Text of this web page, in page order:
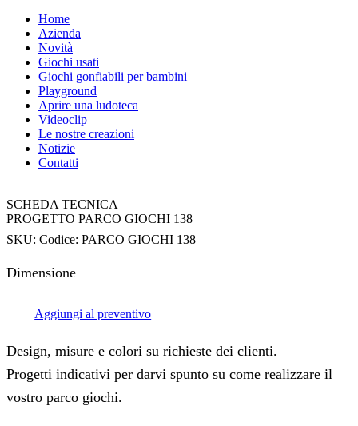
Home
Azienda
Novità
Giochi usati
Giochi gonfiabili per bambini
Playground
Aprire una ludoteca
Videoclip
Le nostre creazioni
Notizie
Contatti
SCHEDA TECNICA
PROGETTO PARCO GIOCHI 138
SKU: Codice: PARCO GIOCHI 138
Dimensione
Aggiungi al preventivo
Design, misure e colori su richieste dei clienti.
Progetti indicativi per darvi spunto su come realizzare il
vostro parco giochi.